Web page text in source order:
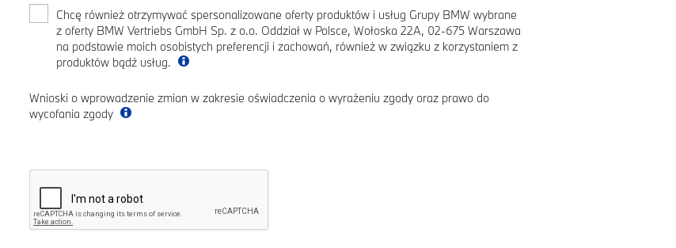
Chcę również otrzymywać spersonalizowane oferty produktów i usług Grupy BMW wybrane
z oferty BMW Vertriebs GmbH Sp. z o.o. Oddział w Polsce, Wołoska 22A, 02-675 Warszawa
na podstawie moich osobistych preferencji i zachowań, również w związku z korzystaniem z
produktów bądź usług.
Wnioski o wprowadzenie zmian w zakresie oświadczenia o wyrażeniu zgody oraz prawo do
wycofania zgody